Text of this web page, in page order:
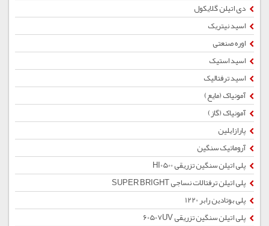
دی اتیلن گلایکول
اسید نیتریک
اوره صنعتی
اسید استیک
اسید ترفتالیک
آمونیاک (مایع)
آمونیاک (گاز)
پارازایلین
آروماتیک سنگین
پلی اتیلن سنگین تزریقی HI0500
پلی اتیلن ترفتالات نساجی SUPER BRIGHT
پلی بوتادین رابر 1220
پلی اتیلن سنگین تزریقی 60507UV